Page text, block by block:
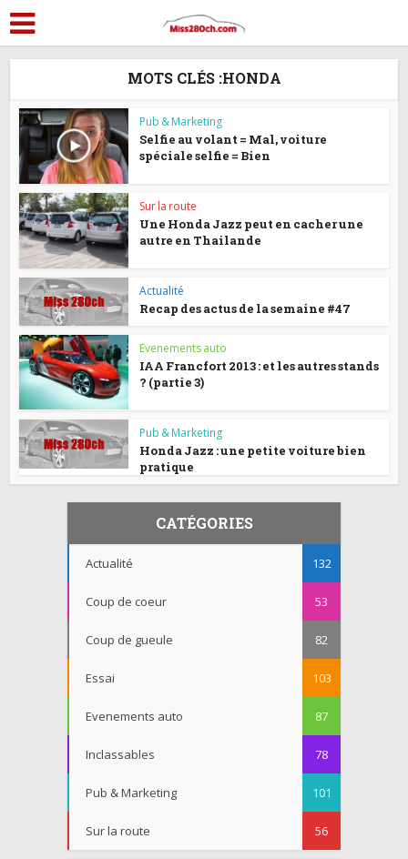
MOTS CLÉS :HONDA
Pub & Marketing
Selfie au volant = Mal, voiture
spéciale selfie = Bien
Sur la route
Une Honda Jazz peut en cacher une
autre en Thailande
Actualité
Recap des actus de la semaine #47
Evenements auto
IAA Francfort 2013 : et les autres stands
? (partie 3)
Pub & Marketing
Honda Jazz : une petite voiture bien
pratique
CATÉGORIES
Actualité 132
Coup de coeur 53
Coup de gueule 82
Essai 103
Evenements auto 87
Inclassables 78
Pub & Marketing 101
Sur la route 56